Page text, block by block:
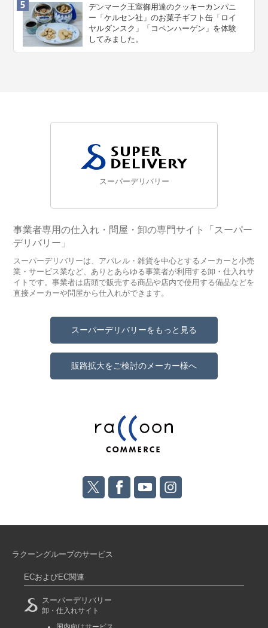
デンマーク王室御用達のクッキーカンパニ
ー「ケルセン社」のお菓子ギフト缶「ロイ
ヤルダンスク」「コペンハーゲン」を体験
してみました。
スーパーデリバリー
事業者専用の仕入れ・問屋・卸の専門サイト「スーパー
デリバリー」
スーパーデリバリーは、アパレル・雑貨を中心とするメーカーと小売
業・サービス業など、ありとあらゆる事業者が利用する卸・仕入れサ
イトです。事業者は店頭で販売する商品や店内で使用する備品などを
直接メーカーや問屋から仕入れができます。
スーパーデリバリーをもっと見る
販路拡大をご検討のメーカー様へ
ラクーングループのサービス
ECおよびEC関連
スーパーデリバリー
卸・仕入れサイト